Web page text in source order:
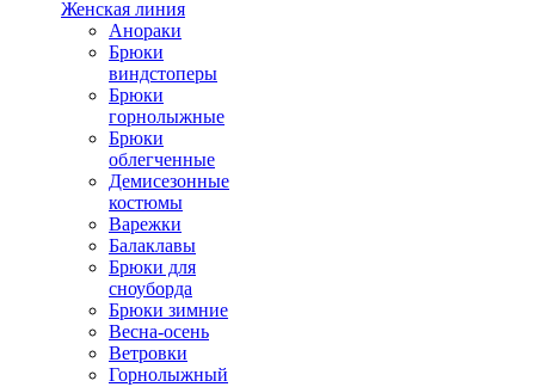
Женская линия
Анораки
Брюки
виндстоперы
Брюки
горнолыжные
Брюки
облегченные
Демисезонные
костюмы
Варежки
Балаклавы
Брюки для
сноуборда
Брюки зимние
Весна-осень
Ветровки
Горнолыжный